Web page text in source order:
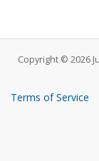
Copyright © 2026
Terms of Service